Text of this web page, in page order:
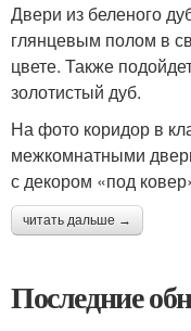
Двери из беленого
глянцевым полом в
цвете. Также
золотистый дуб.
На фото коридор в
межкомнатными
с декором «под
читать дальше →
Последние